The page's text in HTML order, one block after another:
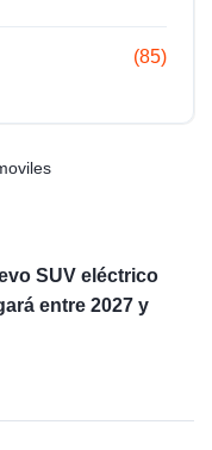
(85)
SUV eléctrico
entre 2027 y